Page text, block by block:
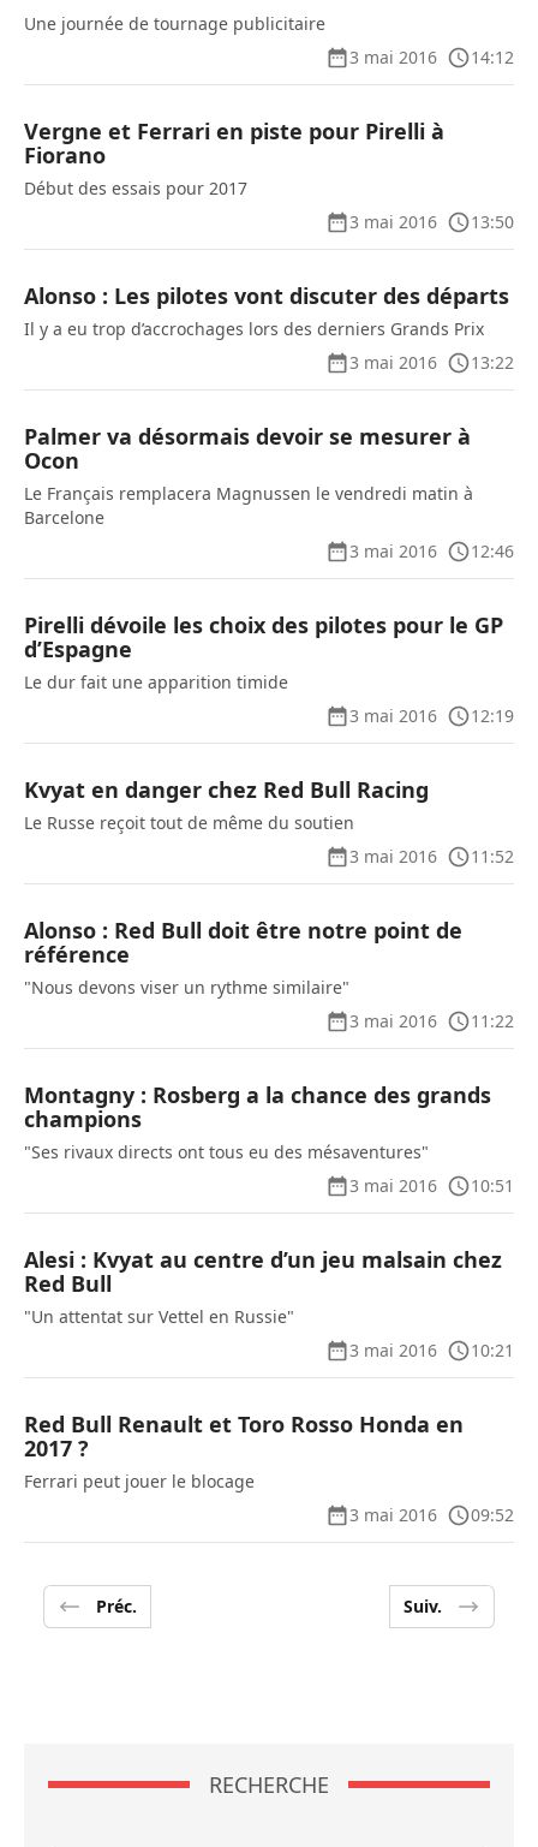
Une journée de tournage publicitaire
3 mai 2016
14:12
Vergne et Ferrari en piste pour Pirelli à
Fiorano
Début des essais pour 2017
3 mai 2016
13:50
Alonso : Les pilotes vont discuter des départs
Il y a eu trop d’accrochages lors des derniers Grands Prix
3 mai 2016
13:22
Palmer va désormais devoir se mesurer à
Ocon
Le Français remplacera Magnussen le vendredi matin à
Barcelone
3 mai 2016
12:46
Pirelli dévoile les choix des pilotes pour le GP
d’Espagne
Le dur fait une apparition timide
3 mai 2016
12:19
Kvyat en danger chez Red Bull Racing
Le Russe reçoit tout de même du soutien
3 mai 2016
11:52
Alonso : Red Bull doit être notre point de
référence
"Nous devons viser un rythme similaire"
3 mai 2016
11:22
Montagny : Rosberg a la chance des grands
champions
"Ses rivaux directs ont tous eu des mésaventures"
3 mai 2016
10:51
Alesi : Kvyat au centre d’un jeu malsain chez
Red Bull
"Un attentat sur Vettel en Russie"
3 mai 2016
10:21
Red Bull Renault et Toro Rosso Honda en
2017 ?
Ferrari peut jouer le blocage
3 mai 2016
09:52
Préc. Suiv.
RECHERCHE